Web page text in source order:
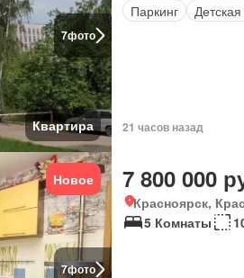
7фото
Квартира
Паркинг
21 часов назад
7фото
Новое 7 800 000
Красноярск,
5 Комнаты